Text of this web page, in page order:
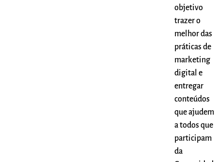
objetivo
trazer o
melhor das
práticas de
marketing
digital e
entregar
conteúdos
que ajudem
a todos que
participam
da